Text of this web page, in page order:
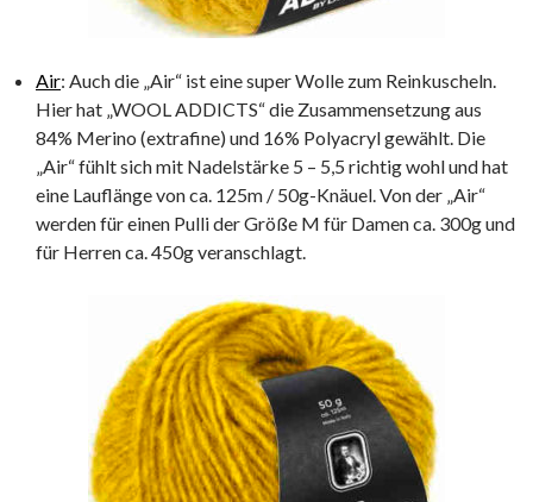
Air: Auch die „Air“ ist eine super Wolle zum Reinkuscheln.
Hier hat „WOOL ADDICTS“ die Zusammensetzung aus
84% Merino (extrafine) und 16% Polyacryl gewählt. Die
„Air“ fühlt sich mit Nadelstärke 5 – 5,5 richtig wohl und hat
eine Lauflänge von ca. 125m / 50g-Knäuel. Von der „Air“
werden für einen Pulli der Größe M für Damen ca. 300g und
für Herren ca. 450g veranschlagt.